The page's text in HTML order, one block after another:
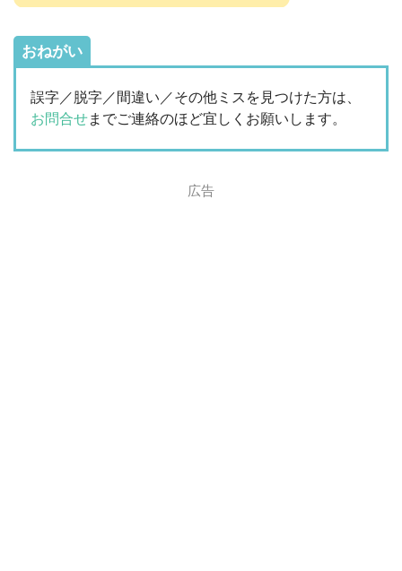
おねがい
誤字／脱字／間違い／その他ミスを見つけた方は、
お問合せまでご連絡のほど宜しくお願いします。
広告